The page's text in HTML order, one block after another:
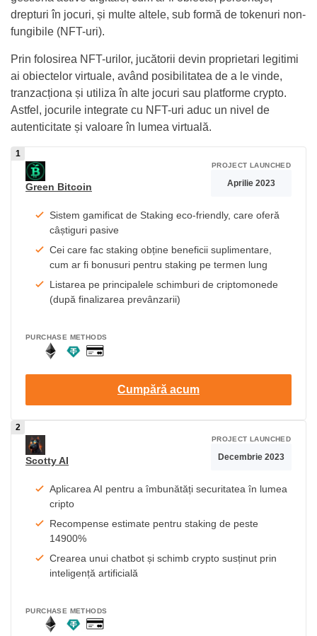
drepturi în jocuri, și multe altele, sub formă de tokenuri non-
fungibile (NFT-uri).
Prin folosirea NFT-urilor, jucătorii devin proprietari legitimi
ai obiectelor virtuale, având posibilitatea de a le vinde,
tranzacționa și utiliza în alte jocuri sau platforme crypto.
Astfel, jocurile integrate cu NFT-uri aduc un nivel de
autenticitate și valoare în lumea virtuală.
Green Bitcoin
Sistem gamificat de Staking eco-friendly, care oferă
câștiguri pasive
Cei care fac staking obține beneficii suplimentare,
cum ar fi bonusuri pentru staking pe termen lung
Listarea pe principalele schimburi de criptomonede
(după finalizarea prevânzarii)
PROJECT LAUNCHED
Aprilie 2023
PURCHASE METHODS
Cumpără acum
Scotty AI
Aplicarea AI pentru a îmbunătăți securitatea în lumea
cripto
Recompense estimate pentru staking de peste
14900%
Crearea unui chatbot și schimb crypto susținut prin
inteligență artificială
PROJECT LAUNCHED
Decembrie 2023
PURCHASE METHODS